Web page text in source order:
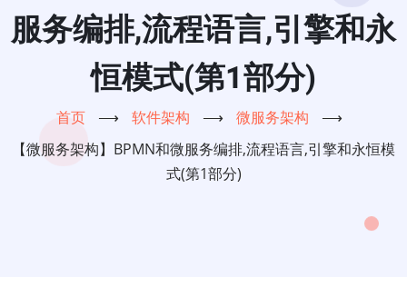
服务编排,流程语言,引擎和永
恒模式(第1部分)
首页 ⟶ 软件架构 ⟶ 微服务架构
⟶
【微服务架构】BPMN和微服务编排,流程语言,引擎和永恒模
式(第1部分)